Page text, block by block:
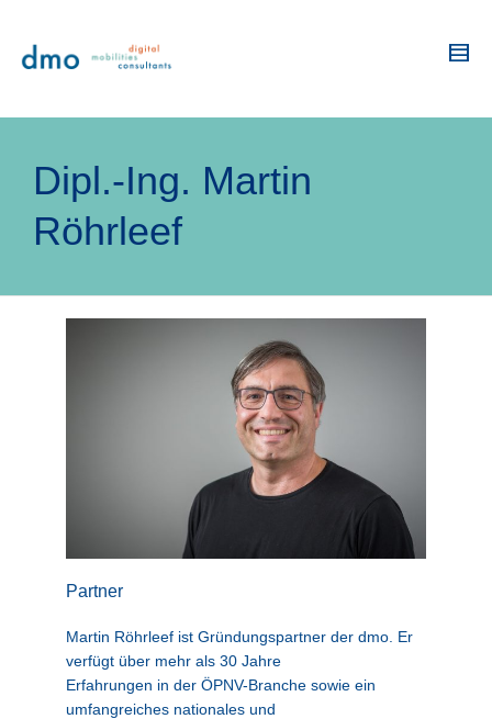
Dipl.-Ing. Martin
Röhrleef
Partner
Martin Röhrleef ist Gründungspartner der dmo. Er
verfügt über mehr als 30 Jahre
Erfahrungen in der ÖPNV-Branche sowie ein
umfangreiches nationales und